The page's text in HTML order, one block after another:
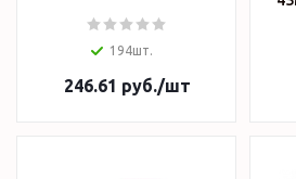
194шт.
246.61 руб./шт